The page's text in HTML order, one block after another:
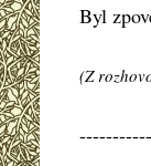
Byl
(Z